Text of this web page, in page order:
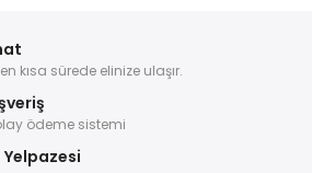
kısa sürede elinize ulaşır.
ödeme sistemi
Yelpazesi